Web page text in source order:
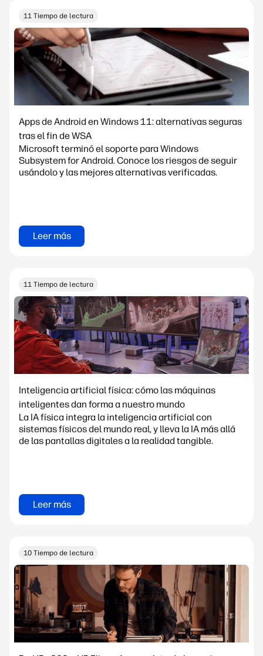
11 Tiempo de lectura
Apps de Android en Windows 11: alternativas seguras
tras el fin de WSA
Microsoft terminó el soporte para Windows
Subsystem for Android. Conoce los riesgos de seguir
usándolo y las mejores alternativas verificadas.
Leer más
11 Tiempo de lectura
Inteligencia artificial física: cómo las máquinas
inteligentes dan forma a nuestro mundo
La IA física integra la inteligencia artificial con
sistemas físicos del mundo real, y lleva la IA más allá
de las pantallas digitales a la realidad tangible.
Leer más
10 Tiempo de lectura